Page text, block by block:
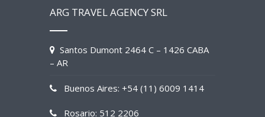
ARG TRAVEL AGENCY SRL
Santos Dumont 2464 C – 1426 CABA
– AR
Buenos Aires: +54 (11) 6009 1414
Rosario: 512 2206